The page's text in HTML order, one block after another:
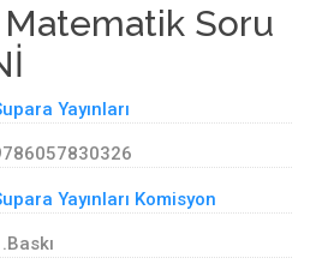
Matematik Soru
Yayınları
Yayınları Komisyon